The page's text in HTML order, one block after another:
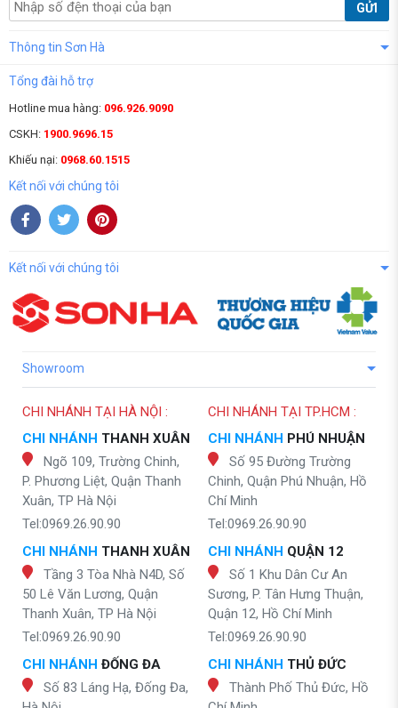
GỬI
Thông tin Sơn Hà
Tổng đài hỗ trợ
Hotline mua hàng: 096.926.9090
CSKH: 1900.9696.15
Khiếu nại: 0968.60.1515
Kết nối với chúng tôi
Kết nối với chúng tôi
Showroom
CHI NHÁNH TẠI HÀ NỘI :
CHI NHÁNH THANH XUÂN
Ngõ 109, Trường Chinh,
P. Phương Liệt, Quận Thanh
Xuân, TP Hà Nội
Tel:0969.26.90.90
CHI NHÁNH THANH XUÂN
Tầng 3 Tòa Nhà N4D, Số
50 Lê Văn Lương, Quận
Thanh Xuân, TP Hà Nội
Tel:0969.26.90.90
CHI NHÁNH ĐỐNG ĐA
Số 83 Láng Hạ, Đống Đa,
CHI NHÁNH TẠI TP.HCM :
CHI NHÁNH PHÚ NHUẬN
Số 95 Đường Trường
Chinh, Quận Phú Nhuận, Hồ
Chí Minh
Tel:0969.26.90.90
CHI NHÁNH QUẬN 12
Số 1 Khu Dân Cư An
Sương, P. Tân Hưng Thuận,
Quận 12, Hồ Chí Minh
Tel:0969.26.90.90
CHI NHÁNH THỦ ĐỨC
Thành Phố Thủ Đức, Hồ